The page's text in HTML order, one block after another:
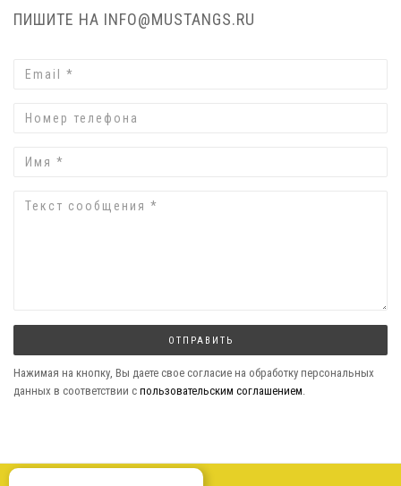
ПИШИТЕ НА INFO@MUSTANGS.RU
Email
Номер
телефона
Текст
сообщения
ОТПРАВИТЬ
Нажимая на кнопку, Вы даете свое согласие на обработку персональных
данных в соответствии с пользовательским соглашением